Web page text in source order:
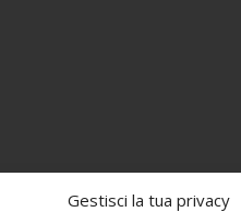
Gestisci la tua privacy